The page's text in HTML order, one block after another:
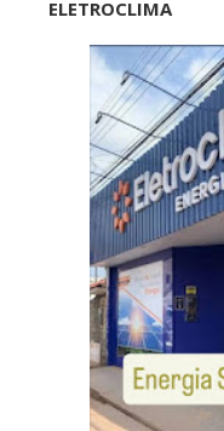
ELETROCLIMA